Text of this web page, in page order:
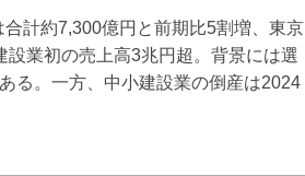
計約7,300億円と前期比5割増、東京
業初の売上高3兆円超。背景には選
る。一方、中小建設業の倒産は2024